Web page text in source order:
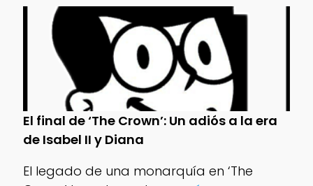
El final de ‘The Crown’: Un adiós a la era
de Isabel II y Diana
El legado de una monarquía en ‘The